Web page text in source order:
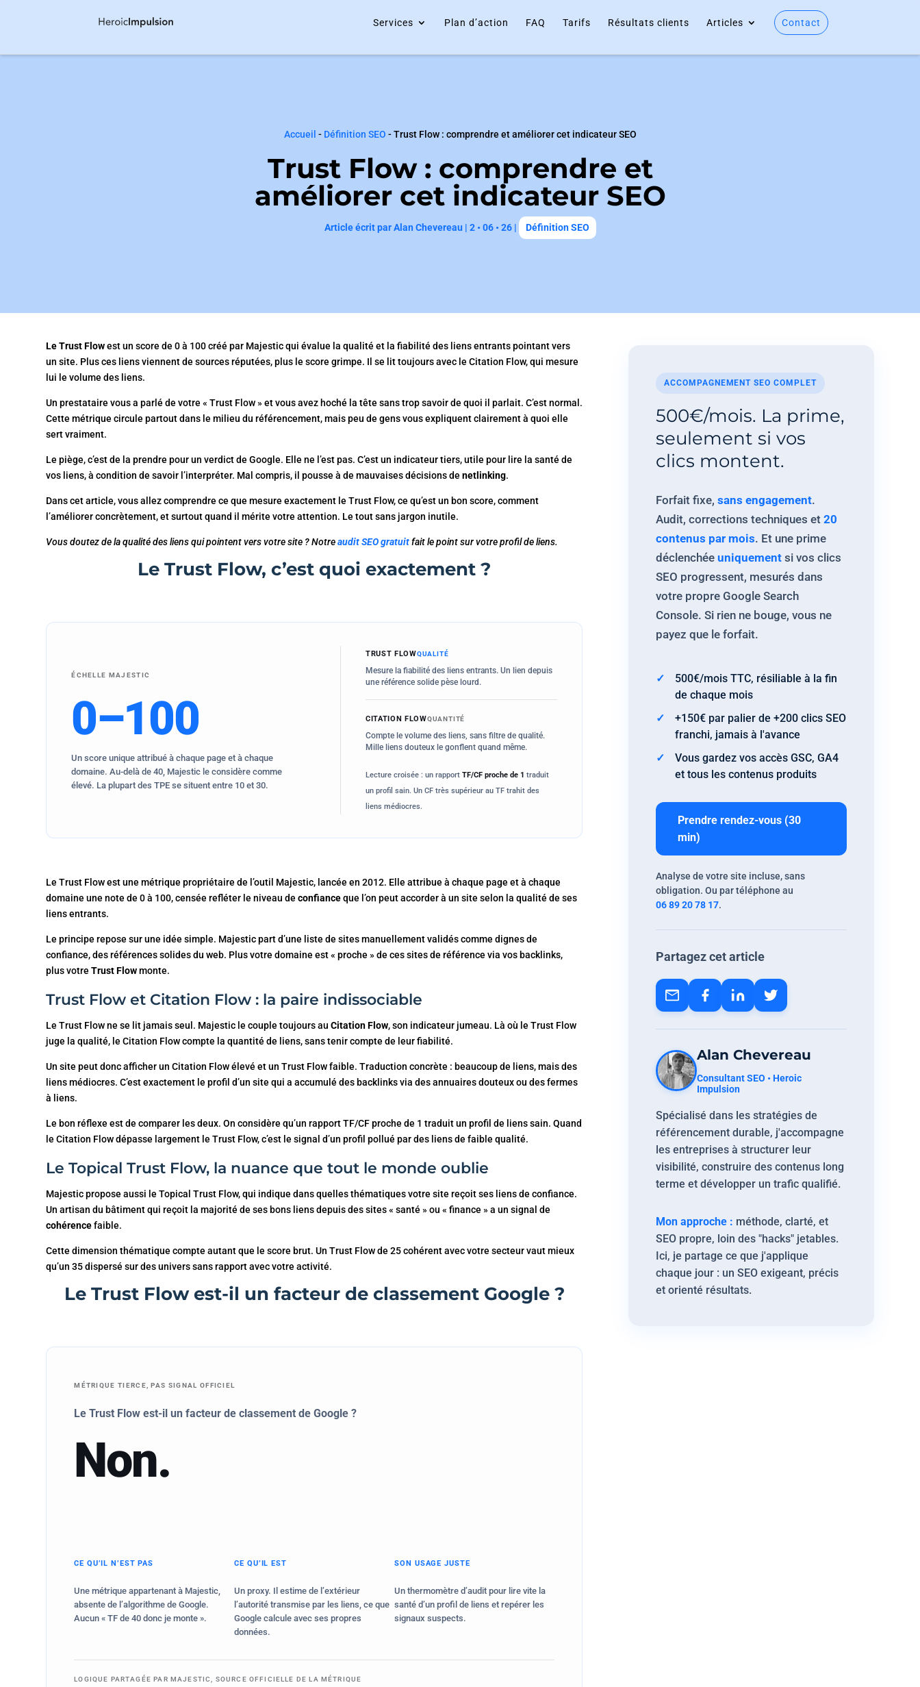
Services Plan d’action FAQ Tarifs Résultats clients Articles Contact
Accueil - Définition SEO -Trust Flow : comprendre et améliorer cet indicateur SEO
Trust Flow : comprendre et
améliorer cet indicateur SEO
Article écrit parAlan Chevereau | 2 • 06 • 26| Définition SEO
Le Trust Flowest un score de 0 à 100 créé par Majestic qui évalue la qualité et la fiabilité des liens entrants pointant vers
un site. Plus ces liens viennent de sources réputées, plus le score grimpe. Il se lit toujours avec le Citation Flow, qui mesure
lui le volume des liens.
Un prestataire vous a parlé de votre « Trust Flow » et vous avez hoché la tête sans trop savoir de quoi il parlait. C’est normal.
Cette métrique circule partout dans le milieu du référencement, mais peu de gens vous expliquent clairement à quoi elle
sert vraiment.
Le piège, c’est de la prendre pour un verdict de Google. Elle ne l’est pas. C’est un indicateur tiers, utile pour lire la santé de
vos liens, à condition de savoir l’interpréter. Mal compris, il pousse à de mauvaises décisions denetlinking.
Dans cet article, vous allez comprendre ce que mesure exactement le Trust Flow, ce qu’est un bon score, comment
l’améliorer concrètement, et surtout quand il mérite votre attention. Le tout sans jargon inutile.
Vous doutez de la qualité des liens qui pointent vers votre site ? Notreaudit SEO gratuitfait le point sur votre profil de liens.
Le Trust Flow, c’est quoi exactement ?
ÉCHELLE MAJESTIC
0–100
Un score unique attribué à chaque page et à chaque
domaine. Au-delà de 40, Majestic le considère comme
élevé. La plupart des TPE se situent entre 10 et 30.
TRUST FLOWQUALITÉ
Mesure la fiabilité des liens entrants. Un lien depuis
une référence solide pèse lourd.
CITATION FLOWQUANTITÉ
Compte le volume des liens, sans filtre de qualité.
Mille liens douteux le gonflent quand même.
Lecture croisée : un rapport TF/CF proche de 1 traduit
un profil sain. Un CF très supérieur au TF trahit des
liens médiocres.
Le Trust Flow est une métrique propriétaire de l’outil Majestic, lancée en 2012. Elle attribue à chaque page et à chaque
domaine une note de 0 à 100, censée refléter le niveau deconfianceque l’on peut accorder à un site selon la qualité de ses
liens entrants.
Le principe repose sur une idée simple. Majestic part d’une liste de sites manuellement validés comme dignes de
confiance, des références solides du web. Plus votre domaine est « proche » de ces sites de référence via vos backlinks,
plus votreTrust Flowmonte.
Trust Flow et Citation Flow : la paire indissociable
Le Trust Flow ne se lit jamais seul. Majestic le couple toujours auCitation Flow, son indicateur jumeau. Là où le Trust Flow
juge la qualité, le Citation Flow compte la quantité de liens, sans tenir compte de leur fiabilité.
Un site peut donc afficher un Citation Flow élevé et un Trust Flow faible. Traduction concrète : beaucoup de liens, mais des
liens médiocres. C’est exactement le profil d’un site qui a accumulé des backlinks via des annuaires douteux ou des fermes
à liens.
Le bon réflexe est de comparer les deux. On considère qu’un rapport TF/CF proche de 1 traduit un profil de liens sain. Quand
le Citation Flow dépasse largement le Trust Flow, c’est le signal d’un profil pollué par des liens de faible qualité.
Le Topical Trust Flow, la nuance que tout le monde oublie
Majestic propose aussi le Topical Trust Flow, qui indique dans quelles thématiques votre site reçoit ses liens de confiance.
Un artisan du bâtiment qui reçoit la majorité de ses bons liens depuis des sites « santé » ou « finance » a un signal de
cohérencefaible.
Cette dimension thématique compte autant que le score brut. Un Trust Flow de 25 cohérent avec votre secteur vaut mieux
qu’un 35 dispersé sur des univers sans rapport avec votre activité.
Le Trust Flow est-il un facteur de classement Google ?
MÉTRIQUE TIERCE, PAS SIGNAL OFFICIEL
Le Trust Flow est-il un facteur de classement de Google ?
Non.
CE QU’IL N’EST PAS
Une métrique appartenant à Majestic,
absente de l’algorithme de Google.
Aucun « TF de 40 donc je monte ».
CE QU’IL EST
Un proxy. Il estime de l’extérieur
l’autorité transmise par les liens, ce que
Google calcule avec ses propres
données.
SON USAGE JUSTE
Un thermomètre d’audit pour lire vite la
santé d’un profil de liens et repérer les
signaux suspects.
LOGIQUE PARTAGÉE PAR MAJESTIC, SOURCE OFFICIELLE DE LA MÉTRIQUE
ACCOMPAGNEMENT SEO COMPLET
500€/mois. La prime,
seulement si vos
clics montent.
Forfait fixe, sans engagement.
Audit, corrections techniques et 20
contenus par mois. Et une prime
déclenchée uniquementsi vos clics
SEO progressent, mesurés dans
votre propre Google Search
Console. Si rien ne bouge, vous ne
payez que le forfait.
500€/mois TTC, résiliable à la fin
de chaque mois
+150€ par palier de +200 clics SEO
franchi, jamais à l'avance
Vous gardez vos accès GSC, GA4
et tous les contenus produits
Prendre rendez-vous (30
min)
Analyse de votre site incluse, sans
obligation. Ou par téléphone au
06 89 20 78 17.
Partagez cet article
Alan Chevereau
Consultant SEO • Heroic
Impulsion
Spécialisé dans les stratégies de
référencement durable, j'accompagne
les entreprises à structurer leur
visibilité, construire des contenus long
terme et développer un trafic qualifié.
Mon approche : méthode, clarté, et
SEO propre, loin des "hacks" jetables.
Ici, je partage ce que j'applique
chaque jour : un SEO exigeant, précis
et orienté résultats.